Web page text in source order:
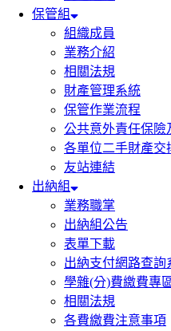
保管組
組織成員
業務介紹
相關法規
財產管理系統
保管作業流程
公共意外責任保險
各單位二手財產交
友站連結
出納組
業務職掌
出納組公告
表單下載
出納支付網路查詢
學雜(分)費繳費專
相關法規
各費繳費注意事項